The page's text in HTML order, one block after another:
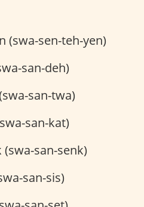
(swa-sen-teh-yen)
san-deh)
san-twa)
san-kat)
san-senk)
san-sis)